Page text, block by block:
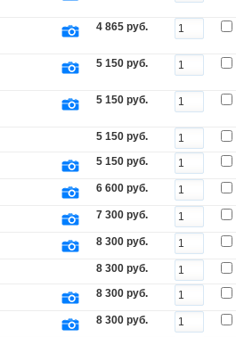
4 865 руб.
5 150 руб.
5 150 руб.
5 150 руб.
5 150 руб.
6 600 руб.
7 300 руб.
8 300 руб.
8 300 руб.
8 300 руб.
8 300 руб.